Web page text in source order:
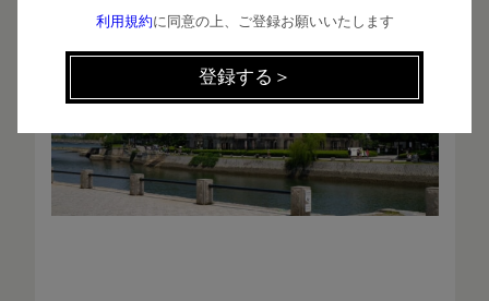
利用規約に同意の上、ご登録お願いいたします